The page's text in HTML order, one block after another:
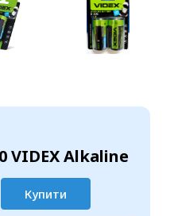
VIDEX Alkaline
Купити